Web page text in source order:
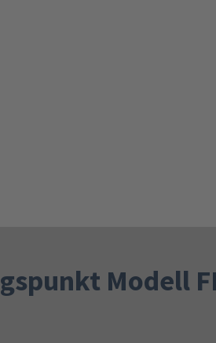
Modell